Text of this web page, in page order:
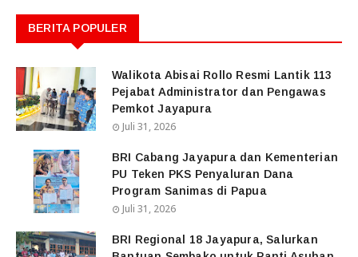
BERITA POPULER
Walikota Abisai Rollo Resmi Lantik 113
Pejabat Administrator dan Pengawas
Pemkot Jayapura
Juli 31, 2026
BRI Cabang Jayapura dan Kementerian
PU Teken PKS Penyaluran Dana
Program Sanimas di Papua
Juli 31, 2026
BRI Regional 18 Jayapura, Salurkan